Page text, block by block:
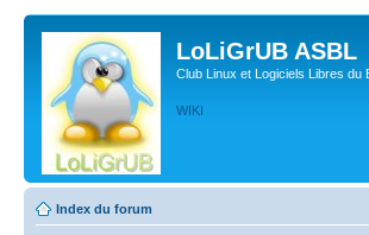
LoLiGrUB ASBL
Club Linux et Logiciels Libres du
WIKI
Index du forum